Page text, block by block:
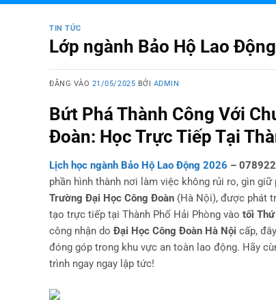
TIN TỨC
Lớp ngành Bảo Hộ Lao
ĐĂNG VÀO 21/05/2025 BỞI ADMIN
Bứt Phá Thành Công Với
Đoàn: Học Trực Tiếp Tại
Lịch học ngành Bảo Hộ Lao Động 2026 –
phần hình thành nơi làm việc không rủi ro, gìn
Trường Đại Học Công Đoàn (Hà Nội), được phát
tạo trực tiếp tại Thành Phố Hải Phòng vào tối
công nhận do Đại Học Công Đoàn Hà Nội cấp,
đóng góp trong khu vực an toàn lao động. Hãy
trình ngay ngay lập tức!